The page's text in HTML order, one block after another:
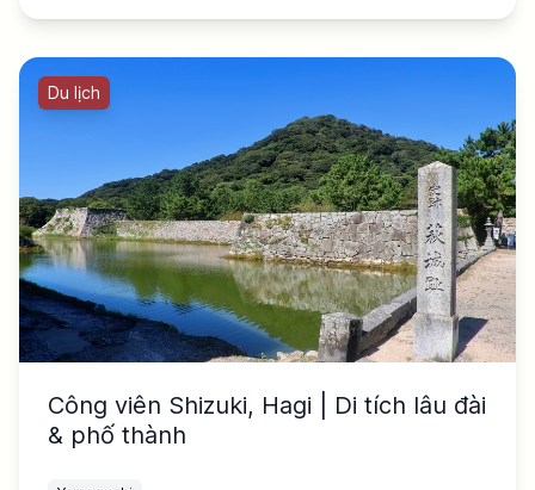
Du lịch
Công viên Shizuki, Hagi | Di tích lâu đài
& phố thành